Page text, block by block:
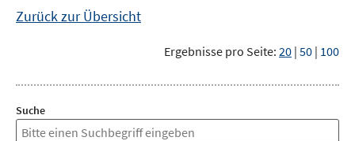
Zurück zur Übersicht
Ergebnisse pro Seite: 20 | 50 | 100
Suche